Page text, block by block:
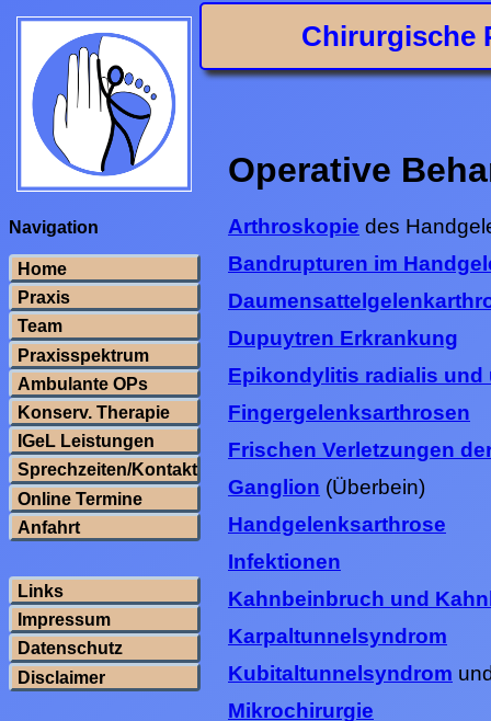
Chirurgische
Navigation
Home
Praxis
Team
Praxisspektrum
Ambulante OPs
Konserv. Therapie
IGeL Leistungen
Sprechzeiten/Kontakt
Online Termine
Anfahrt
Links
Impressum
Datenschutz
Disclaimer
Operative
Arthroskopie des
Bandrupturen im
Dupuytren Erkrankung
Epikondylitis radialis und
Fingergelenksarthrosen
Frischen Verletzungen
Ganglion (Überbein)
Handgelenksarthrose
Infektionen
Kahnbeinbruch und
Karpaltunnelsyndrom
Kubitaltunnelsyndrom
Mikrochirurgie